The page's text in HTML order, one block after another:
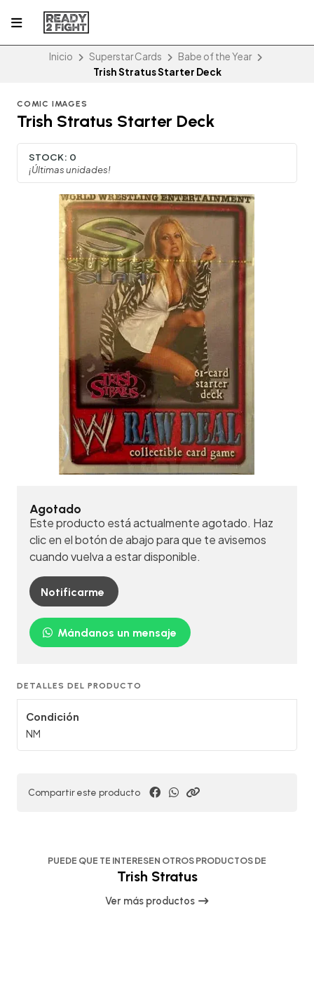
Inicio Superstar Cards
Babe of the Year
Trish Stratus Starter Deck
COMIC IMAGES
Trish Stratus Starter Deck
STOCK: 0
¡Últimas unidades!
Agotado
Este producto está actualmente agotado. Haz
clic en el botón de abajo para que te avisemos
cuando vuelva a estar disponible.
Notificarme
Mándanos un mensaje
DETALLES DEL PRODUCTO
Condición
NM
Compartir este producto
PUEDE QUE TE INTERESEN OTROS PRODUCTOS DE
Trish Stratus
Ver más productos